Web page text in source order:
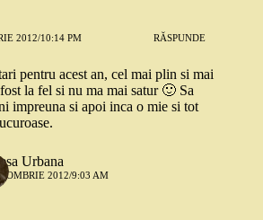
2012/10:14 PM RĂSPUNDE
pentru acest an, cel mai plin si mai
la fel si nu ma mai satur 🙂 Sa
impreuna si apoi inca o mie si tot
Urbana
2012/9:03 AM